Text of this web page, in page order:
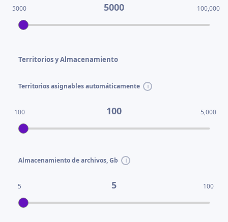
5000 5000 100,000
Territorios y Almacenamiento
Territorios asignables automáticamente
100 100 5,000
Almacenamiento de archivos, Gb
5 5 100